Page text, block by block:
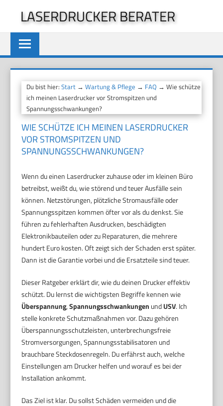
springen
LASERDRUCKER BERATER
Du bist hier:Start →Wartung & Pflege → FAQ → Wie schütze
ich meinen Laserdrucker vor Stromspitzen und
Spannungsschwankungen?
WIE SCHÜTZE ICH MEINEN LASERDRUCKER
VOR STROMSPITZEN UND
SPANNUNGSSCHWANKUNGEN?
Wenn du einen Laserdrucker zuhause oder im kleinen Büro
betreibst, weißt du, wie störend und teuer Ausfälle sein
können. Netzstörungen, plötzliche Stromausfälle oder
Spannungsspitzen kommen öfter vor als du denkst. Sie
führen zu fehlerhaften Ausdrucken, beschädigten
Elektronikbauteilen oder zu Reparaturen, die mehrere
hundert Euro kosten. Oft zeigt sich der Schaden erst später.
Dann ist die Garantie vorbei und die Ersatzteile sind teuer.
Dieser Ratgeber erklärt dir, wie du deinen Drucker effektiv
schützt. Du lernst die wichtigsten Begriffe kennen wie
Überspannung,Spannungsschwankungen undUSV. Ich
stelle konkrete Schutzmaßnahmen vor. Dazu gehören
Überspannungsschutzleisten, unterbrechungsfreie
Stromversorgungen, Spannungsstabilisatoren und
brauchbare Steckdosenregeln. Du erfährst auch, welche
Einstellungen am Drucker helfen und worauf es bei der
Installation ankommt.
Das Ziel ist klar. Du sollst Schäden vermeiden und die